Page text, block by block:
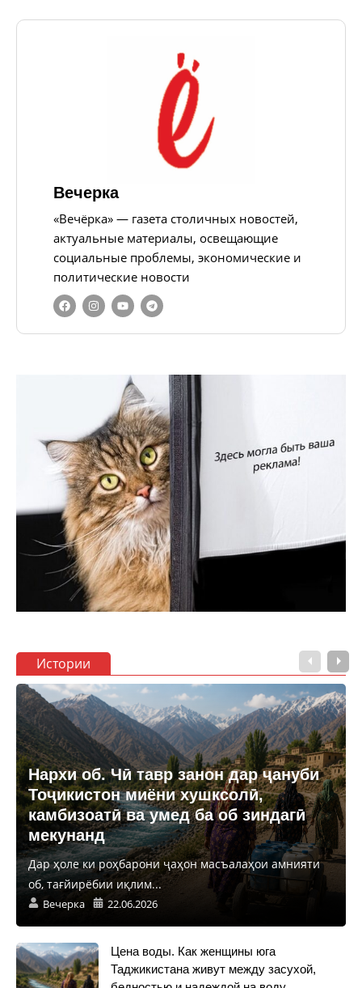
Вечерка
«Вечёрка» — газета столичных новостей,
актуальные материалы, освещающие
социальные проблемы, экономические и
политические новости
Истории
Нархи об. Чӣ тавр занон дар ҷануби
Тоҷикистон миёни хушксолӣ,
камбизоатӣ ва умед ба об зиндагӣ
мекунанд
Дар ҳоле ки роҳбарони ҷаҳон масъалаҳои амнияти
об, тағйирёбии иқлим...
Вечерка 22.06.2026
Цена воды. Как женщины юга
Таджикистана живут между засухой,